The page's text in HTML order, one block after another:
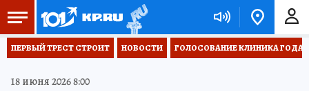
ПЕРВЫЙ ТРЕСТ СТРОИТ НОВОСТИ ГОЛОСОВАНИЕ КЛИНИКА ГОДА
18 июня 2026 8:00